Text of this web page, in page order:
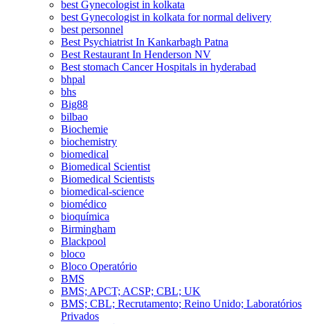
best Gynecologist in kolkata
best Gynecologist in kolkata for normal delivery
best personnel
Best Psychiatrist In Kankarbagh Patna
Best Restaurant In Henderson NV
Best stomach Cancer Hospitals in hyderabad
bhpal
bhs
Big88
bilbao
Biochemie
biochemistry
biomedical
Biomedical Scientist
Biomedical Scientists
biomedical-science
biomédico
bioquímica
Birmingham
Blackpool
bloco
Bloco Operatório
BMS
BMS; APCT; ACSP; CBL; UK
BMS; CBL; Recrutamento; Reino Unido; Laboratórios
Privados